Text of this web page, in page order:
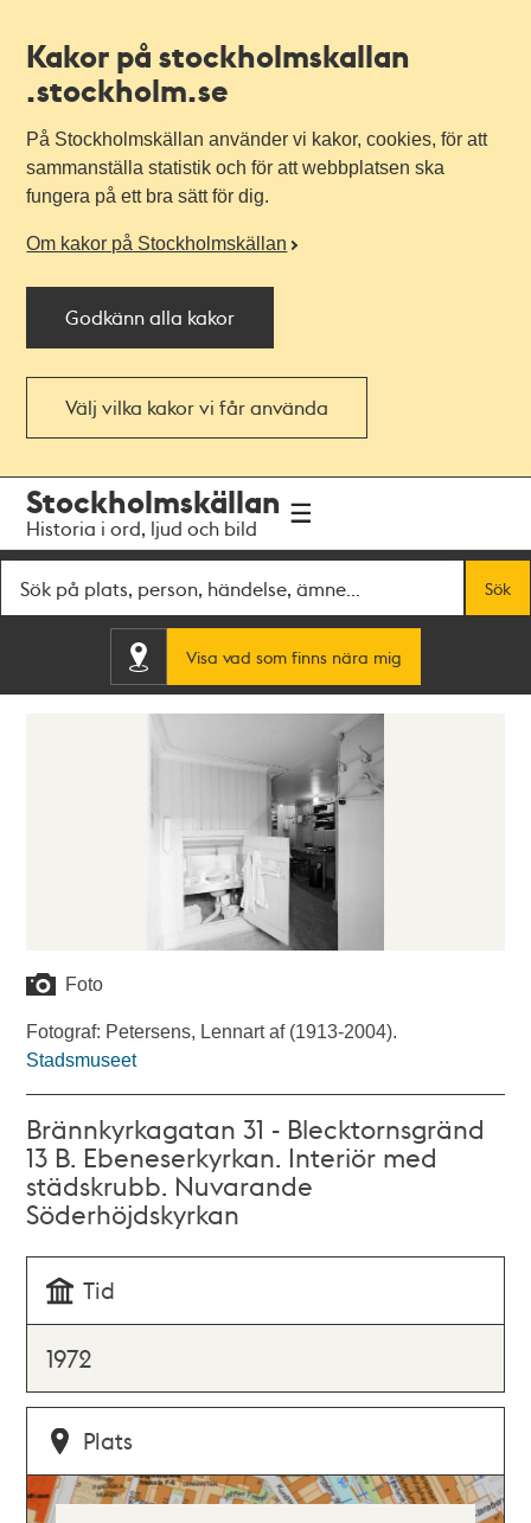
Kakor på stockholmskallan
.stockholm.se
På Stockholmskällan använder vi kakor, cookies, för att
sammanställa statistik och för att webbplatsen ska
fungera på ett bra sätt för dig.
Om kakor på Stockholmskällan
Godkänn alla kakor
Välj vilka kakor vi får använda
navigationen
huvudinnehållet
Stockholmskällan
Historia i ord, ljud och bild
Sök
Visa vad som finns nära mig
Foto
Fotograf: Petersens, Lennart af (1913-2004).
Stadsmuseet
Brännkyrkagatan 31 - Blecktornsgränd
13 B. Ebeneserkyrkan. Interiör med
städskrubb. Nuvarande
Söderhöjdskyrkan
Tid
1972
Plats